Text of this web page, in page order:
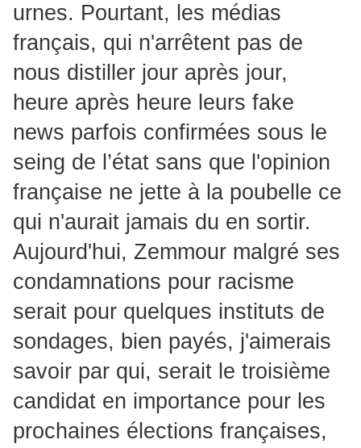
urnes. Pourtant, les médias
français, qui n'arrêtent pas de
nous distiller jour après jour,
heure après heure leurs fake
news parfois confirmées sous le
seing de l’état sans que l'opinion
française ne jette à la poubelle ce
qui n'aurait jamais du en sortir.
Aujourd'hui, Zemmour malgré ses
condamnations pour racisme
serait pour quelques instituts de
sondages, bien payés, j'aimerais
savoir par qui, serait le troisième
candidat en importance pour les
prochaines élections françaises,